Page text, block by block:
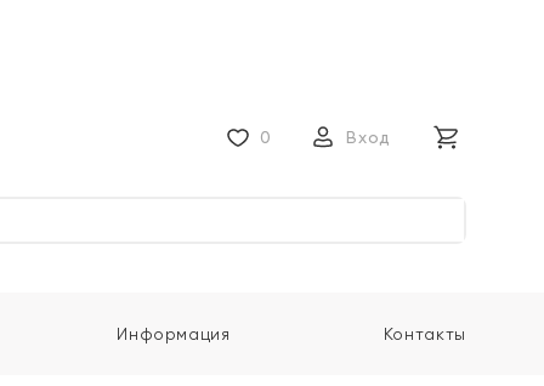
0 Вход
Информация Контакты